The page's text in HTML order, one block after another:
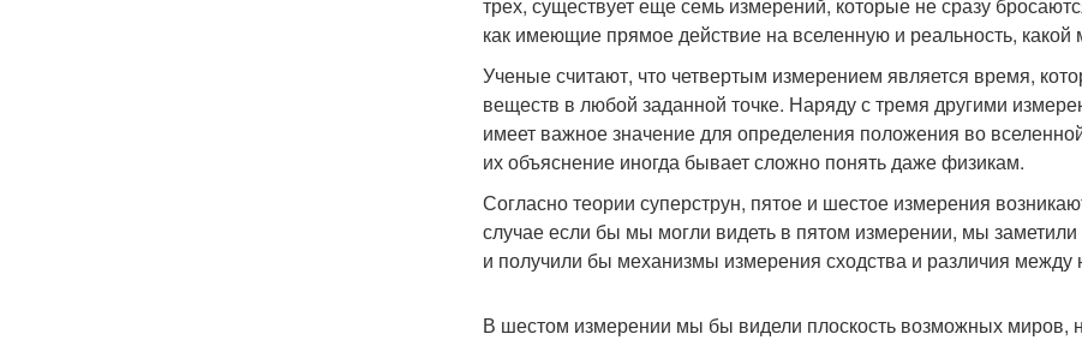
как имеющие прямое действие на вселенную и реальность,
Ученые считают, что четвертым измерением является время,
веществ в любой заданной точке. Наряду с тремя другими
имеет важное значение для определения положения во
их объяснение иногда бывает сложно понять даже физикам.
Согласно теории суперструн, пятое и шестое измерения
случае если бы мы могли видеть в пятом измерении, мы
и получили бы механизмы измерения сходства и различия
В шестом измерении мы бы видели плоскость возможных миров,